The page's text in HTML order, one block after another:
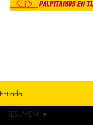
Entrada
RESUMEN